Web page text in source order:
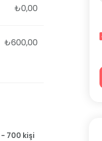
₺0,00
₺600,00
700 kişi